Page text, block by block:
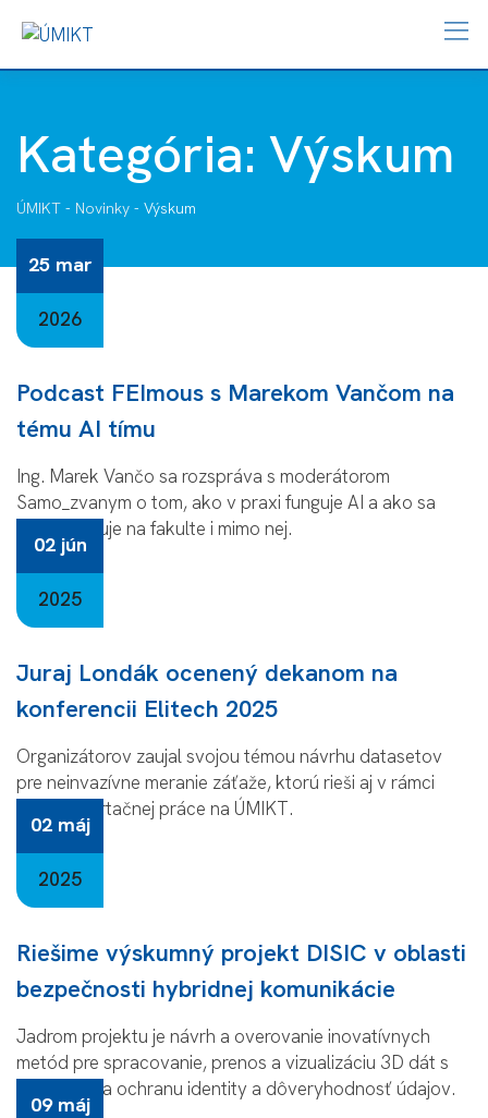
Kategória: Výskum
ÚMIKT - Novinky - Výskum
25 mar
2026
Podcast FEImous s Marekom Vančom na
tému AI tímu
Ing. Marek Vančo sa rozspráva s moderátorom
Samo_zvanym o tom, ako v praxi funguje AI a ako sa
implementuje na fakulte i mimo nej.
02 jún
2025
Juraj Londák ocenený dekanom na
konferencii Elitech 2025
Organizátorov zaujal svojou témou návrhu datasetov
pre neinvazívne meranie záťaže, ktorú rieši aj v rámci
svojej dizertačnej práce na ÚMIKT.
02 máj
2025
Riešime výskumný projekt DISIC v oblasti
bezpečnosti hybridnej komunikácie
Jadrom projektu je návrh a overovanie inovatívnych
metód pre spracovanie, prenos a vizualizáciu 3D dát s
dôrazom na ochranu identity a dôveryhodnosť údajov.
09 máj